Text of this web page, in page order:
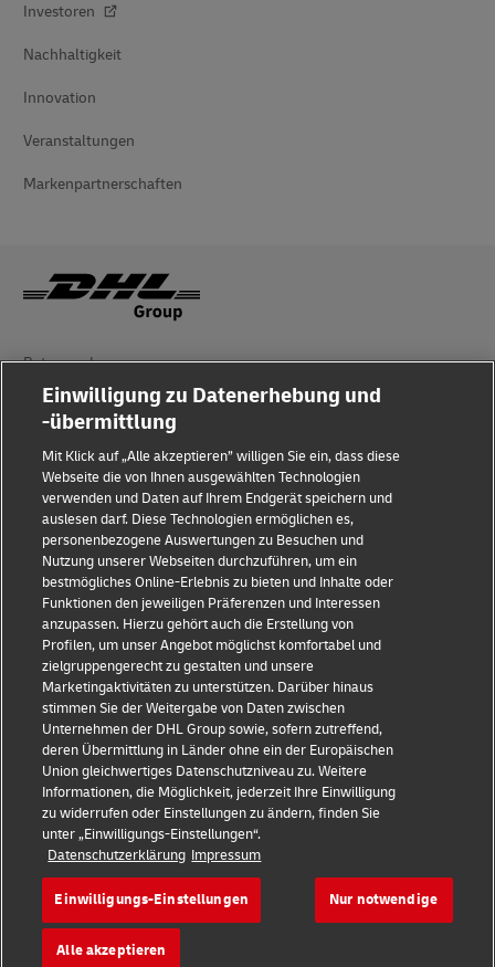
Investoren
Nachhaltigkeit
Innovation
Veranstaltungen
Markenpartnerschaften
Betrugserkennung
Impressum
Nutzungsbedingungen
Datenschutz
Barrierefreiheit
Weitere Informationen
Cookie-Einstellungen
Folgen Sie uns
2026 © - all rights reserved
Einwilligung zu Datenerhebung und
-übermittlung
Mit Klick auf „Alle akzeptieren” willigen Sie ein, dass diese
Webseite die von Ihnen ausgewählten Technologien
verwenden und Daten auf Ihrem Endgerät speichern und
auslesen darf. Diese Technologien ermöglichen es,
personenbezogene Auswertungen zu Besuchen und
Nutzung unserer Webseiten durchzuführen, um ein
bestmögliches Online-Erlebnis zu bieten und Inhalte oder
Funktionen den jeweiligen Präferenzen und Interessen
anzupassen. Hierzu gehört auch die Erstellung von
Profilen, um unser Angebot möglichst komfortabel und
zielgruppengerecht zu gestalten und unsere
Marketingaktivitäten zu unterstützen. Darüber hinaus
stimmen Sie der Weitergabe von Daten zwischen
Unternehmen der DHL Group sowie, sofern zutreffend,
deren Übermittlung in Länder ohne ein der Europäischen
Union gleichwertiges Datenschutzniveau zu. Weitere
Informationen, die Möglichkeit, jederzeit Ihre Einwilligung
zu widerrufen oder Einstellungen zu ändern, finden Sie
unter „Einwilligungs-Einstellungen“.
Datenschutzerklärung Impressum
Einwilligungs-Einstellungen Nur notwendige
Alle akzeptieren